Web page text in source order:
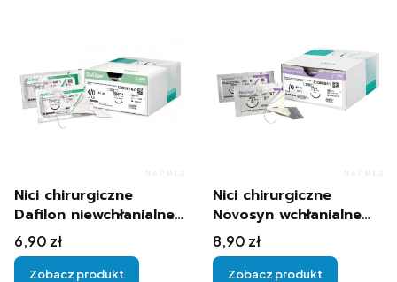
Nici chirurgiczne
Dafilon niewchłanialne
3/8c 1szt.
Cena
6,90 zł
Zobacz produkt
Nici chirurgiczne
Novosyn wchłanialne
1/2c 70cm 1szt.
Cena
8,90 zł
Zobacz produkt